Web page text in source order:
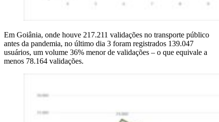
Em Goiânia, onde houve 217.211 validações no transporte público
antes da pandemia, no último dia 3 foram registrados 139.047
usuários, um volume 36% menor de validações – o que equivale a
menos 78.164 validações.